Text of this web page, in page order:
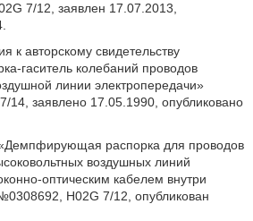
7/12, заявлен 17.07.2013,
к авторскому свидетельству
гаситель колебаний проводов
линии электропередачи»
заявлено 17.05.1990, опубликовано
распорка для проводов
воздушных линий
оптическим кабелем внутри
H02G 7/12, опубликован